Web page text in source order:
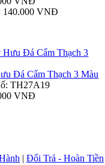
140.000 VNĐ
Đá Cẩm Thạch 3 Màu
TH27A19
VNĐ
| Đổi Trả - Hoàn Tiền